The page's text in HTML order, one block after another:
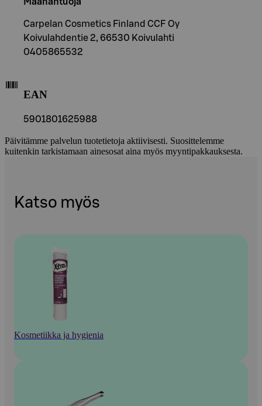
Carpelan Cosmetics Finland CCF Oy
Koivulahdentie 2, 66530 Koivulahti
0405865532
EAN
5901801625988
Päivitämme palvelun tuotetietoja aktiivisesti. Suosittelemme
kuitenkin tarkistamaan ainesosat aina myös myyntipakkauksesta.
Katso myös
Kosmetiikka ja hygienia